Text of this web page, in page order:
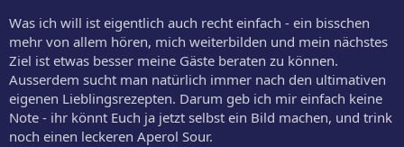
Was ich will ist eigentlich auch recht einfach - ein bisschen
mehr von allem hören, mich weiterbilden und mein nächstes
Ziel ist etwas besser meine Gäste beraten zu können.
Ausserdem sucht man natürlich immer nach den ultimativen
eigenen Lieblingsrezepten. Darum geb ich mir einfach keine
Note - ihr könnt Euch ja jetzt selbst ein Bild machen, und trink
noch einen leckeren Aperol Sour.